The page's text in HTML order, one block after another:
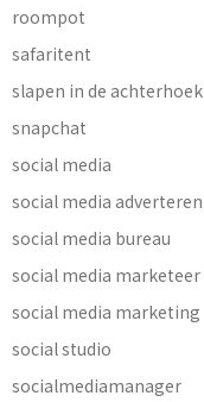
roompot
safaritent
slapen in de achterhoek
snapchat
social media
social media adverteren
social media bureau
social media marketeer
social media marketing
social studio
socialmediamanager